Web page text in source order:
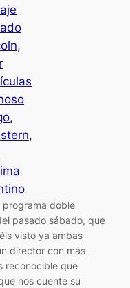
programa doble
pasado sábado, que
visto ya ambas
director con más
reconocible que
nos cuente su